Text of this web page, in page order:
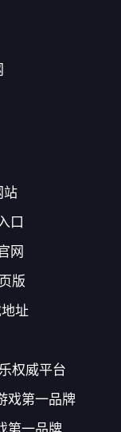
站
口
网
版
址
权威平台
戏第一品牌